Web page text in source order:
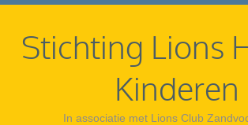
Stichting Lions
Kinderen
In associatie met Lions Club